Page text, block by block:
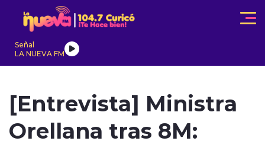
Click acá para ir directamente al contenido
Señal
LA NUEVA FM
ACTUALIDAD TENDENCIAS INTERNACIONAL
[Entrevista] Ministra
Orellana tras 8M: